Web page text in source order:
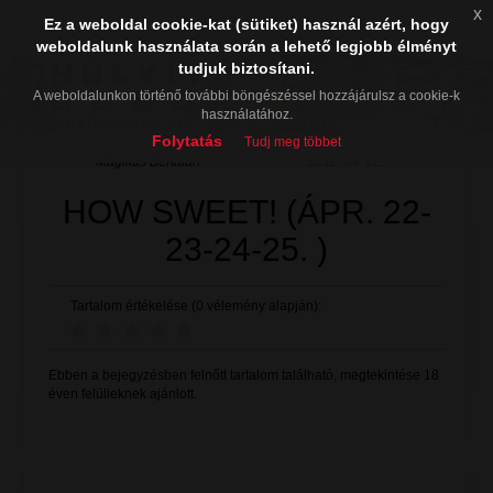
HOW SWEET! (ÁPR. 22-
23-24-25. )
Tartalom értékelése (0 vélemény alapján):
Ebben a bejegyzésben felnőtt tartalom található, megtekintése 18
éven felülieknek ajánlott.
Ez a weboldal cookie-kat (sütiket) használ azért, hogy
weboldalunk használata során a lehető legjobb élményt
tudjuk biztosítani.
A weboldalunkon történő további böngészéssel hozzájárulsz a cookie-k
használatához.
Folytatás Tudj meg többet
x